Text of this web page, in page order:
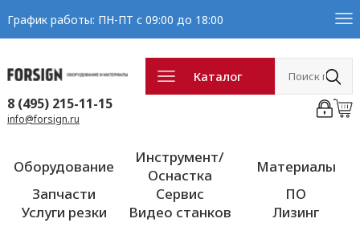
График работы: ПН-ПТ с 09:00 до 18:00
Каталог
8 (495) 215-11-15
info@forsign.ru
Оборудование
Инструмент/
Оснастка
Материалы
Запчасти
Сервис
ПО
Услуги резки
Видео станков Лизинг